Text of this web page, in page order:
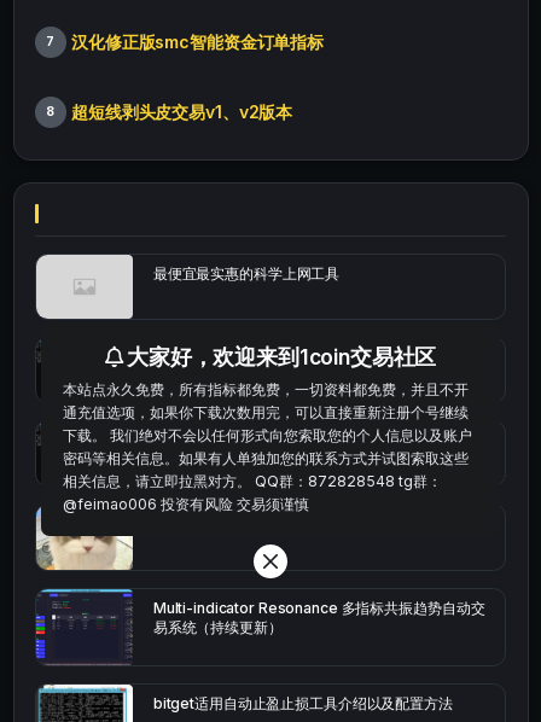
7 汉化修正版smc智能资金订单指标
8 超短线剥头皮交易v1、v2版本
最便宜最实惠的科学上网工具
统计涨跌幅的python代码
okx的短线量化的免费版本
Multi-indicator Resonance 多指标共振趋势自动交
易系统（持续更新）
bitget适用自动止盈止损工具介绍以及配置方法
大家好，欢迎来到1coin交易社区
本站点永久免费，所有指标都免费，一切资料都免费，并且不开
通充值选项，如果你下载次数用完，可以直接重新注册个号继续
下载。 我们绝对不会以任何形式向您索取您的个人信息以及账户
密码等相关信息。如果有人单独加您的联系方式并试图索取这些
相关信息，请立即拉黑对方。 QQ群：872828548 tg群：
@feimao006 投资有风险 交易须谨慎